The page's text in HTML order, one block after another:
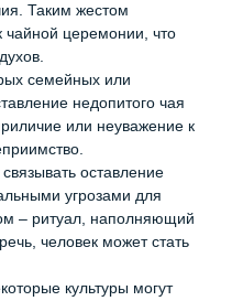
Таким жестом
чайной церемонии, что
семейных или
недопитого чая
или неуважение к
оставление
угрозами для
– ритуал, наполняющий
человек может стать
культуры могут